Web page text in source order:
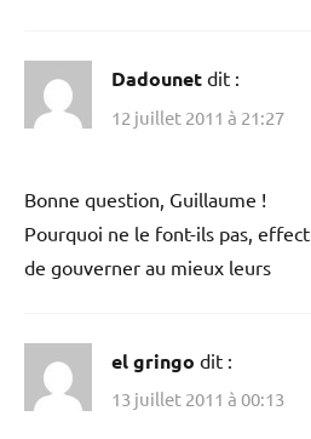
Dadounet dit :
12 juillet 2011 à 21:27
Bonne question, Guillaume !
Pourquoi ne le font-ils pas,
de gouverner au mieux leurs
el gringo dit :
13 juillet 2011 à 00:13